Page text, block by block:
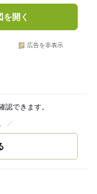
開く
広告を非表示
認できます。